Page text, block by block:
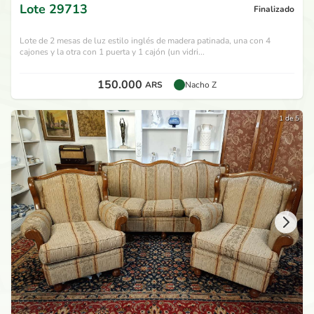
Lote 29713 Finalizado
Lote de 2 mesas de luz estilo inglés de madera patinada, una con 4
cajones y la otra con 1 puerta y 1 cajón (un vidri...
150.000 ARS Nacho Z
1 de 5